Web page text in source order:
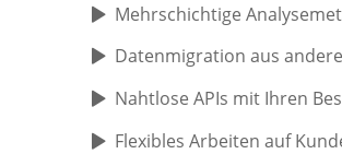
Mehrschichtige
Datenmigration aus
Nahtlose APIs mit Ihren
Flexibles Arbeiten auf